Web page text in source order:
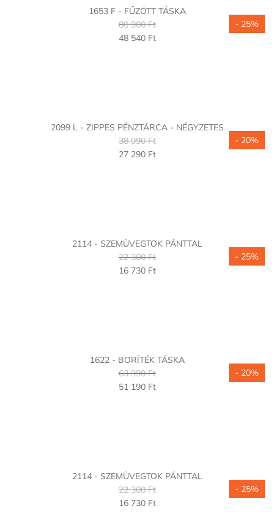
1653 F - FŰZÖTT TÁSKA
80 900 Ft
48 540 Ft
2099 L - ZIPPES PÉNZTÁRCA - NÉGYZETES
38 990 Ft
27 290 Ft
2114 - SZEMÜVEGTOK PÁNTTAL
22 300 Ft
16 730 Ft
- 25%
1622 - BORÍTÉK TÁSKA
63 990 Ft
51 190 Ft
- 20%
2114 - SZEMÜVEGTOK PÁNTTAL
22 300 Ft
16 730 Ft
- 25%
- 20%
- 25%